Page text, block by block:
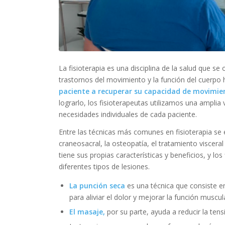
La fisioterapia es una disciplina de la salud que se
trastornos del movimiento y la función del cuerpo
paciente a recuperar su capacidad de
lograrlo, los fisioterapeutas utilizamos una
necesidades individuales de cada paciente.
Entre las técnicas más comunes en fisioterapia
craneosacral, la osteopatía, el tratamiento
tiene sus propias características y beneficios, y
diferentes tipos de lesiones.
La punción seca es una técnica que consiste
para aliviar el dolor y mejorar la función
El masaje, por su parte, ayuda a reducir la